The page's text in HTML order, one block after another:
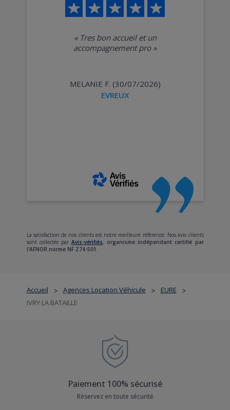
Accueil > Agences Location Véhicule > EURE >
IVRY LA BATAILLE
« Tres bon accueil et un
accompagnement pro»
MELANIE F. (30/07/2026)
EVREUX
La satisfaction de nos clients est notre meilleure référence. Nos avis clients
sont collectés par Avis-vérifiés, organisme indépendant certifié par
l'AFNOR norme NF Z74-501.
Paiement 100% sécurisé
Réservez en toute sécurité